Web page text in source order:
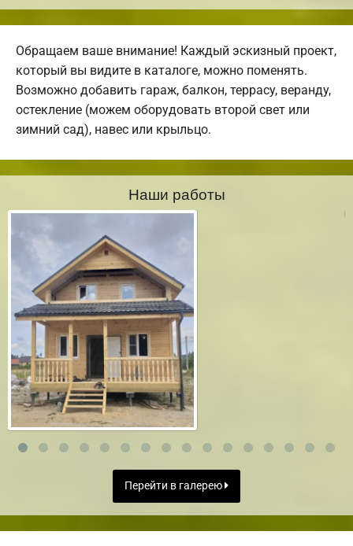
Обращаем ваше внимание! Каждый эскизный проект,
который вы видите в каталоге, можно поменять.
Возможно добавить гараж, балкон, террасу, веранду,
остекление (можем оборудовать второй свет или
зимний сад), навес или крыльцо.
Наши работы
Перейти в галерею